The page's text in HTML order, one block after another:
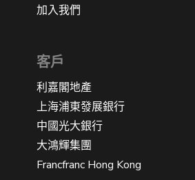
加入我們
客戶
利嘉閣地產
上海浦東發展銀行
中國光大銀行
大鴻輝集團
Francfranc Hong Kong